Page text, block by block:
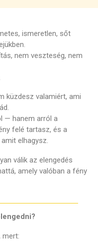
ismeretlen, sőt
nem veszteség, nem
küzdesz valamiért, ami
— hanem arról a
felé tartasz, és a
elhagysz.
válik az elengedés
amely valóban a fény
mert: